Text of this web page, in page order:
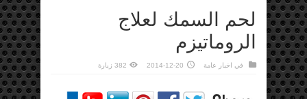
لحم السمك لعلاج
الروماتيزم
في اخبار عامة 2014-12-20 382 زيارة